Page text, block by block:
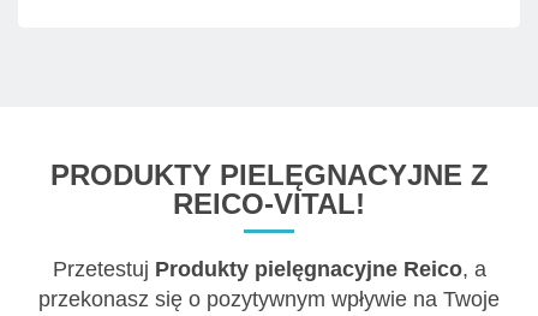
PRODUKTY PIELĘGNACYJNE Z
REICO-VITAL!
Przetestuj Produkty pielęgnacyjne Reico, a
przekonasz się o pozytywnym wpływie na Twoje